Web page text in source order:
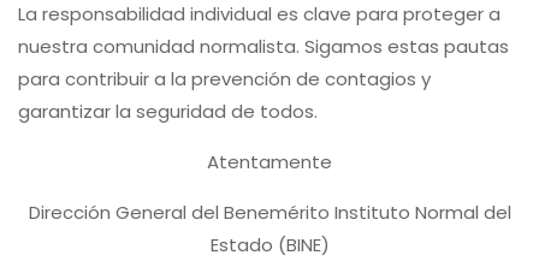
La responsabilidad individual es clave para proteger a
nuestra comunidad normalista. Sigamos estas pautas
para contribuir a la prevención de contagios y
garantizar la seguridad de todos.
Atentamente
Dirección General del Benemérito Instituto Normal del
Estado (BINE)